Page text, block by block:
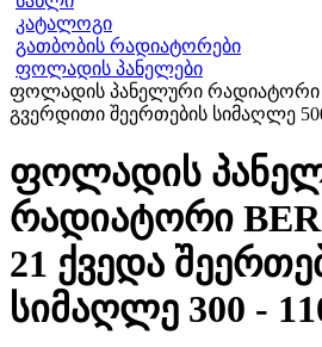
კატალოგი
გათბობის რადიატორები
ფოლადის პანელები
ფოლადის პანელური რადიატორი
გვერდითი შეერთების სიმაღლე
ფოლადის
რადიატორი
21 ქვედა
სიმაღლე 300 -